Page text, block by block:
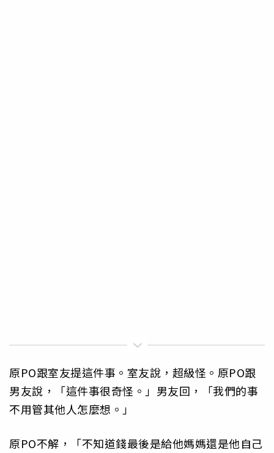
原PO跟室友提這件事。室友說，超級怪。原PO跟
男友說，「這件事很奇怪。」男友回，「我們的事
不用管其他人怎麼想。」
原PO不解，「不知道錢最後是給他媽媽還是他自己